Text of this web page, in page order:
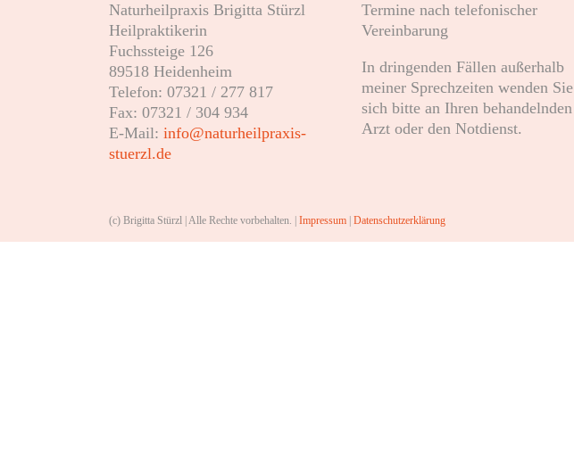
Naturheilpraxis Brigitta Stürzl
Heilpraktikerin
Fuchssteige 126
89518 Heidenheim
Telefon: 07321 / 277 817
Fax: 07321 / 304 934
E-Mail: info@naturheilpraxis-
stuerzl.de
Termine nach telefonischer
Vereinbarung
In dringenden Fällen außerhalb
meiner Sprechzeiten wenden Sie
sich bitte an Ihren behandelnden
Arzt oder den Notdienst.
(c) Brigitta Stürzl | Alle Rechte vorbehalten. | Impressum Datenschutzerklärung